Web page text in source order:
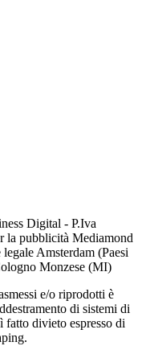
Digital - P.Iva
la pubblicità Mediamond
Amsterdam (Paesi
Monzese (MI)
e/o riprodotti è
di sistemi di
divieto espresso di